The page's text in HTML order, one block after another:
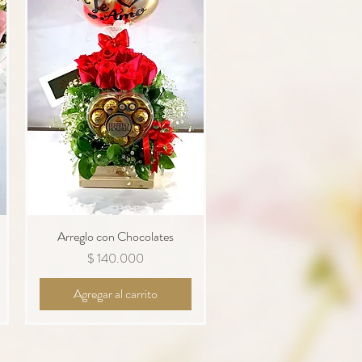
Vista rápida
Arreglo con Chocolates
Precio
$ 140.000
Agregar al carrito